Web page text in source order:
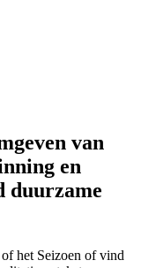
van
en
duurzame
het Seizoen of vind